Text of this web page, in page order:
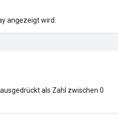
angezeigt wird.
als Zahl zwischen 0